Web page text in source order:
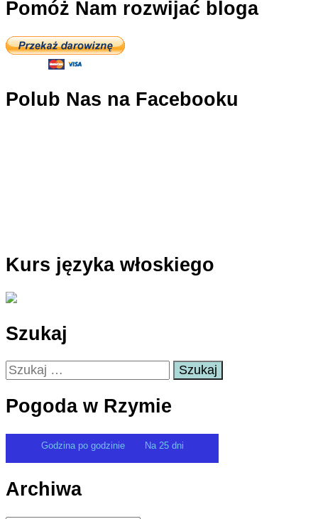
Pomóż Nam rozwijać bloga
Polub Nas na Facebooku
Kurs języka włoskiego
Szukaj
Szukaj:
Pogoda w Rzymie
Godzina po godzinie Na 25 dni
Archiwa